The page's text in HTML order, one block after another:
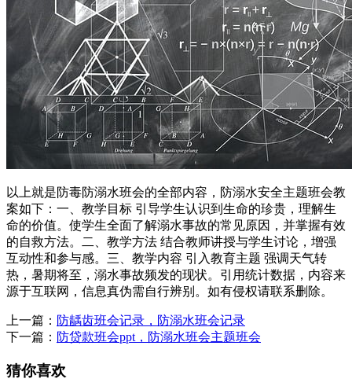
以上就是防毒防溺水班会的全部内容，防溺水安全主题班会教
案如下：一、教学目标 引导学生认识到生命的珍贵，理解生
命的价值。使学生全面了解溺水事故的常见原因，并掌握有效
的自救方法。二、教学方法 结合教师讲授与学生讨论，增强
互动性和参与感。三、教学内容 引入教育主题 强调天气转
热，暑期将至，溺水事故频发的现状。引用统计数据，内容来
源于互联网，信息真伪需自行辨别。如有侵权请联系删除。
上一篇： 防龋齿班会记录，防溺水班会记录
下一篇： 防贷款班会ppt，防溺水班会主题班会
猜你喜欢